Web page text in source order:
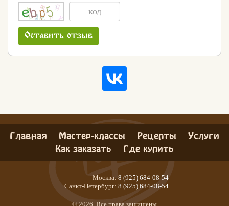
Оставить отзыв
Главная Мастер-классы Рецепты Услуги
Как заказать Где купить
Москва: 8 (925) 684-08-54
Санкт-Петербург: 8 (925) 684-08-54
© 2026. Все права защищены